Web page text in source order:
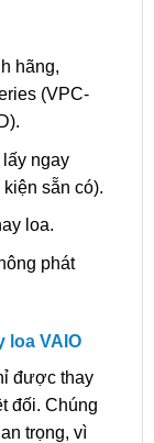
hãng,
(VPC-
ngay
sẵn có).
loa.
phát
loa VAIO
được thay
đối. Chúng
trọng, vì